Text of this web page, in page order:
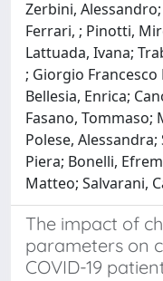
Zerbini,
Ferrari, ; Pinotti,
Lattuada, Ivana;
; Giorgio
Bellesia, Enrica;
Fasano, Tommaso;
Polese,
Piera; Bonelli,
Matteo; Salvarani,
The impact of
parameters on
COVID-19